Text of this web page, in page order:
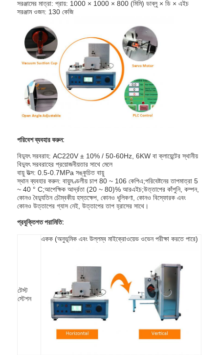
বাড়ি
পণ্য
ভিডিও
আমাদের সম্বন্ধে
আমাদের সাথে যোগাযোগ
সরঞ্জামের মাত্রা: প্রায়: 1000 × 1000 × 800 (মিমি) ডাব্লু × ডি × এইচ
সরঞ্জাম ওজন: 130 কেজি
পরিবেশ ব্যবহার করুন:
বিদ্যুৎ সরবরাহ: AC220V ± 10% / 50-60Hz, 6KW বা ক্লায়েন্টের স্থানীয়
বিদ্যুৎ সরবরাহের প্রয়োজনীয়তার সাথে মেলে
বায়ু উত্স: 0.5-0.7MPa সঙ্কুচিত বায়ু
স্থান ব্যবহার করুন: বায়ুমণ্ডলীয় চাপ 80 ~ 106 কেপিএ;পরিবেষ্টনের তাপমাত্রা 5
~ 40 ° C;আপেক্ষিক আর্দ্রতা (20 ~ 80)% আরএইচ;উত্তাপের কাঁপুনি, কম্পন,
কোনও বৈদ্যুতিন চৌম্বকীয় হস্তক্ষেপ, কোনও ধূলিকণা, কোনও বিস্ফোরক এবং
কোনও উত্তাপের গ্যাস নেই, উত্তাপের তাপ হ্রাসের সাথে।
প্রযুক্তিগত পরামিতি:
টেস্ট
স্টেশন
একক (অনুভূমিক এবং উল্লম্ব মাইক্রোওয়েভ ওভেন পরীক্ষা করতে পারে)